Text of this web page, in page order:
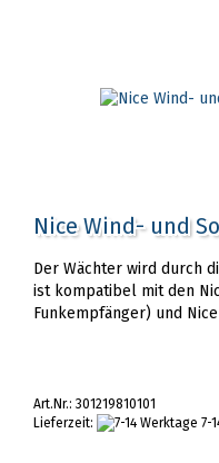
Nice Wind- und
Der Wächter wird durch
ist kompatibel mit den
Funkempfänger) und
Art.Nr.: 301219810101
Lieferzeit:
7-